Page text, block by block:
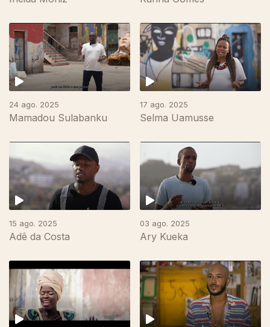
24 ago. 2025
Mamadou Sulabanku
17 ago. 2025
Selma Uamusse
15 ago. 2025
Adê da Costa
03 ago. 2025
Ary Kueka
865576